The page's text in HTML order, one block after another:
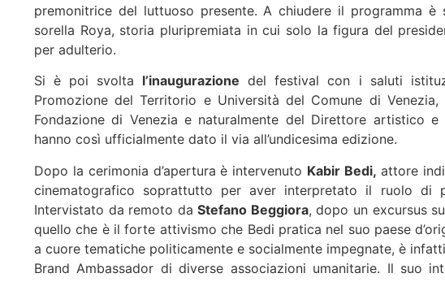
premonitrice del luttuoso presente. A chiudere il programma
sorella Roya, storia pluripremiata in cui solo la figura del
per adulterio.
Si è poi svolta l’inaugurazione del festival con i saluti
Promozione del Territorio e Università del Comune di
Fondazione di Venezia e naturalmente del Direttore artistico
hanno così ufficialmente dato il via all’undicesima edizione.
Dopo la cerimonia d’apertura è intervenuto Kabir Bedi, attore
cinematografico soprattutto per aver interpretato il ruolo di
Intervistato da remoto daStefano Beggiora, dopo un excursus
quello che è il forte attivismo che Bedi pratica nel suo paese
a cuore tematiche politicamente e socialmente impegnate, è
Brand Ambassador di diverse associazioni umanitarie. Il suo